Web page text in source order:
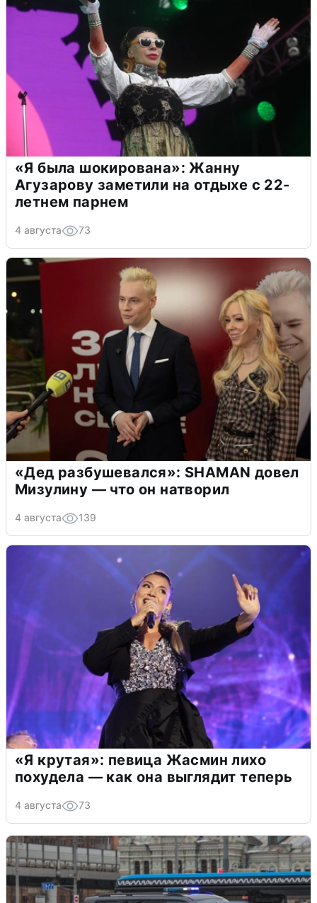
«Я была шокирована»: Жанну
Агузарову заметили на отдыхе с 22-
летнем парнем
4 августа 73
«Дед разбушевался»: SHAMAN довел
Мизулину — что он натворил
4 августа 139
«Я крутая»: певица Жасмин лихо
похудела — как она выглядит теперь
4 августа 73